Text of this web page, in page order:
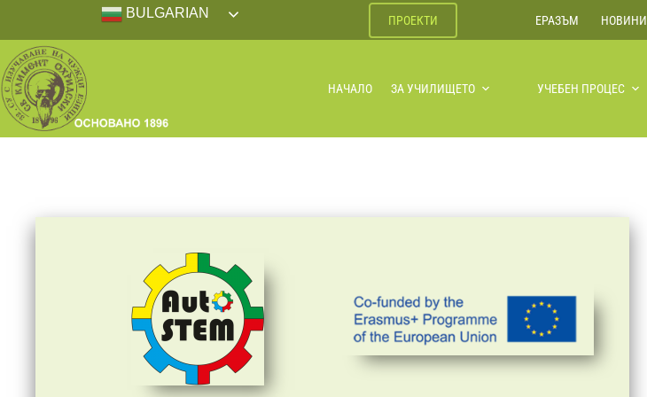
ПРОЕКТИ ЕРАЗЪМ НОВИНИ
НАЧАЛО ЗА УЧИЛИЩЕТО УЧЕБЕН ПРОЦЕС
BULGARIAN